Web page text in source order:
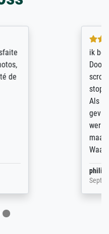
zeer positief.
kunstenaars
werk (na
voor af aan).